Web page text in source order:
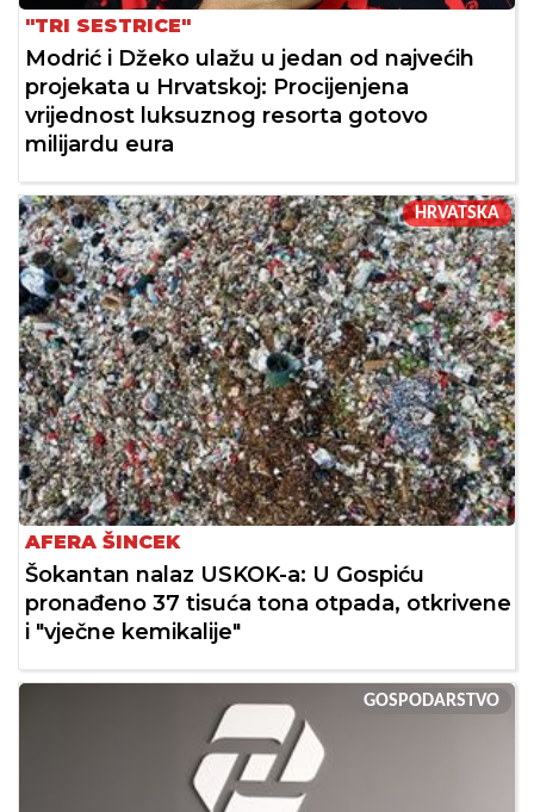
"TRI SESTRICE"
Modrić i Džeko ulažu u jedan od najvećih
projekata u Hrvatskoj: Procijenjena
vrijednost luksuznog resorta gotovo
milijardu eura
HRVATSKA
AFERA ŠINCEK
Šokantan nalaz USKOK-a: U Gospiću
pronađeno 37 tisuća tona otpada, otkrivene
i "vječne kemikalije"
GOSPODARSTVO